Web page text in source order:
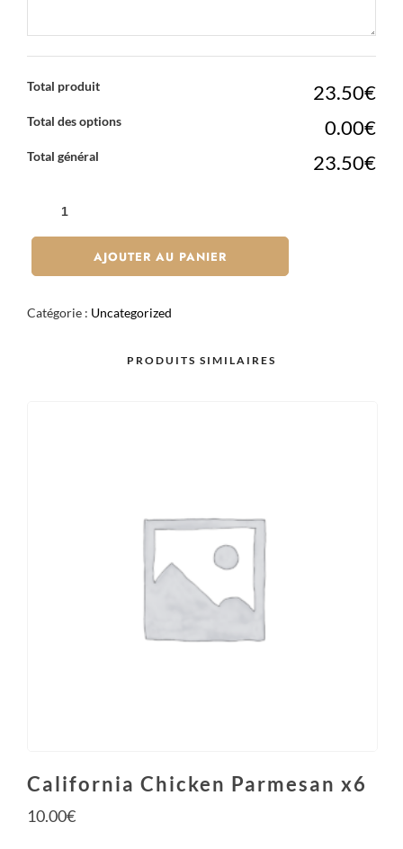
Total produit 23.50€
Total des options 0.00€
Total général 23.50€
THAÏ
AJOUTER AU PANIER
Catégorie : Uncategorized
PRODUITS SIMILAIRES
California Chicken Parmesan x6
10.00€